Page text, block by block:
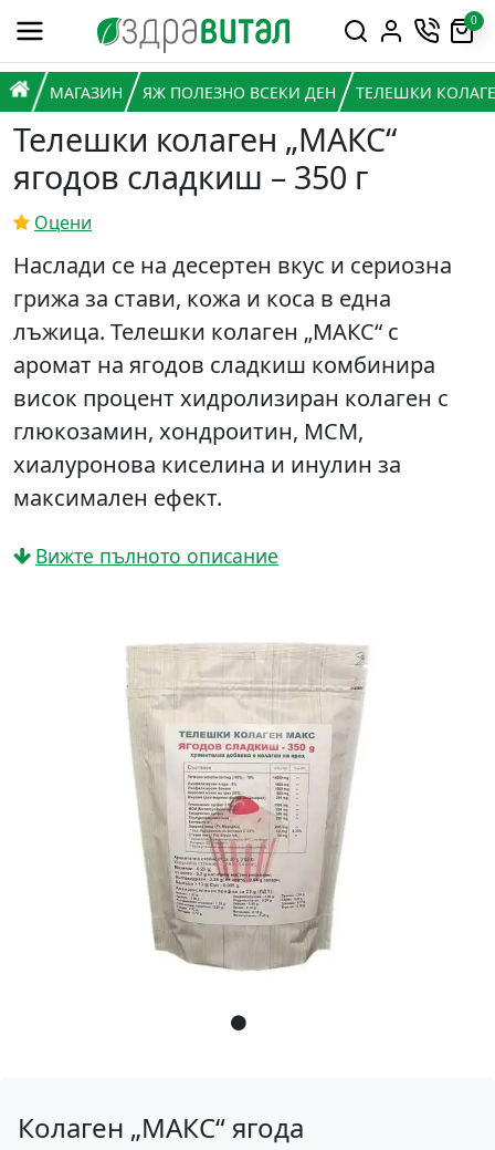
Премини към съдържанието
Горна навигация
0
Главна навигация
НАЧАЛО
МАГАЗИН ЯЖ ПОЛЕЗНО ВСЕКИ ДЕН ТЕЛЕШКИ
Телешки колаген „МАКС“
ягодов сладкиш – 350 г
Оцени
Наслади се на десертен вкус и сериозна
грижа за стави, кожа и коса в една
лъжица. Телешки колаген „МАКС“ с
аромат на ягодов сладкиш комбинира
висок процент хидролизиран колаген с
глюкозамин, хондроитин, МСМ,
хиалуронова киселина и инулин за
максимален ефект.
Вижте пълното описание
Колаген „МАКС“ ягода